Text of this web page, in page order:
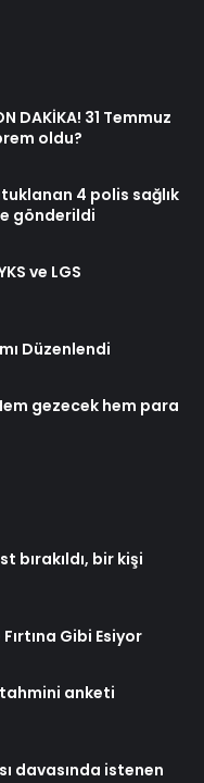
DAKİKA! 31 Temmuz
oldu?
4 polis sağlık
gönderildi
ve LGS
Düzenlendi
gezecek hem para
bırakıldı, bir kişi
Gibi Esiyor
anketi
davasında istenen